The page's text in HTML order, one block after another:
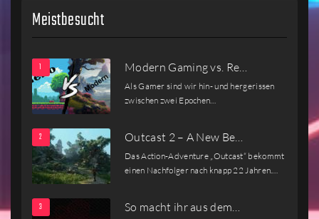
Meistbesucht
Modern Gaming vs. Re…
Als Gamer sind wir hin- und hergerissen
zwischen zwei Epochen…
Outcast 2 – A New Be…
Das Action-Adventure „Outcast“ bekommt
einen Nachfolger nach knapp 22 Jahren.…
So macht ihr aus dem…